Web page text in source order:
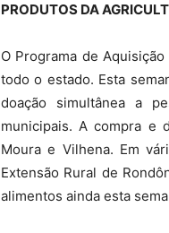
PRODUTOS DA
O Programa de
todo o estado. Esta
doação simultânea a
municipais. A compra e
Moura e Vilhena. Em
Extensão Rural de
alimentos ainda esta